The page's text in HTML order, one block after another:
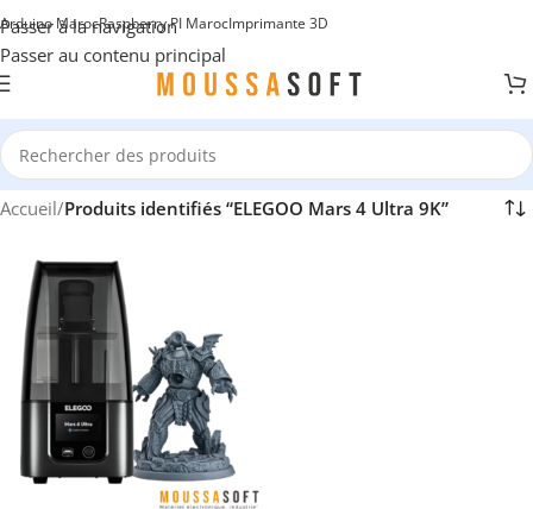
Passer à la navigation
Passer au contenu principal
Arduino MarocRaspberry PI MarocImprimante 3D
Accueil/Produits identifiés “ELEGOO Mars 4 Ultra 9K”